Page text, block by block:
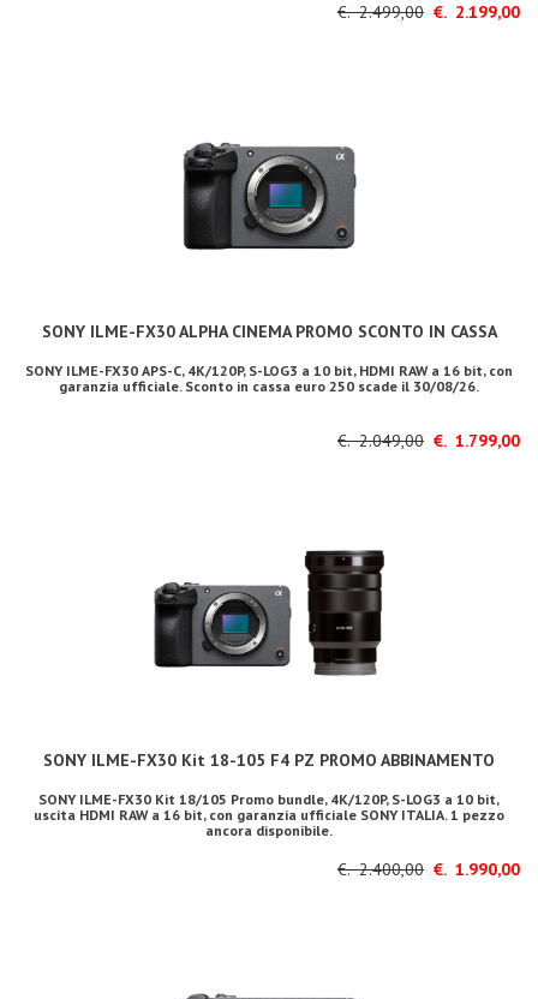
€. 2.499,00 €. 2.199,00
SONY ILME-FX30 ALPHA CINEMA PROMO SCONTO IN CASSA
SONY ILME-FX30 APS-C, 4K/120P, S-LOG3 a 10 bit, HDMI RAW a 16 bit, con
garanzia ufficiale. Sconto in cassa euro 250 scade il 30/08/26.
€. 2.049,00 €. 1.799,00
SONY ILME-FX30 Kit 18-105 F4 PZ PROMO ABBINAMENTO
SONY ILME-FX30 Kit 18/105 Promo bundle, 4K/120P, S-LOG3 a 10 bit,
uscita HDMI RAW a 16 bit, con garanzia ufficiale SONY ITALIA. 1 pezzo
ancora disponibile.
€. 2.400,00 €. 1.990,00